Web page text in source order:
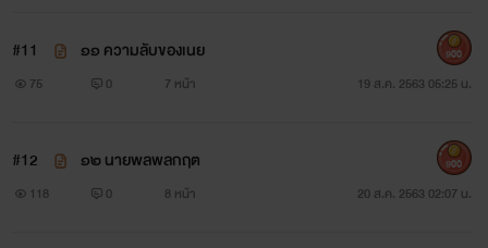
#11 ๑๑ ความลับของเนย
75 0 7 หน้า 19 ส.ค. 2563 05:25 น.
900
#12 ๑๒ นายพลพลกฤต
118 0 8 หน้า 20 ส.ค. 2563 02:07 น.
900